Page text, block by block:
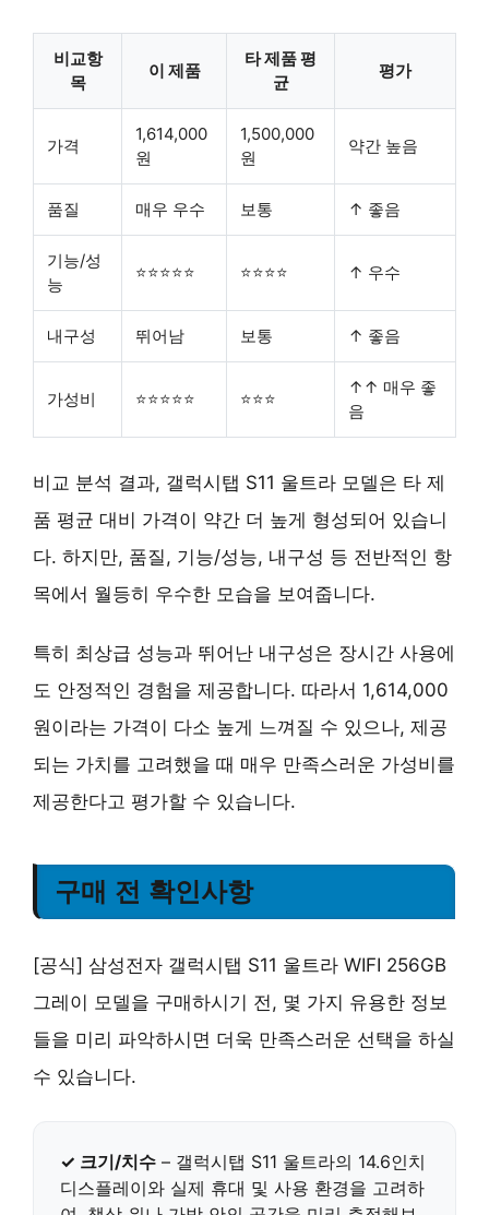
비교항
목
이 제품
타 제품 평
균
평가
가격
1,614,000
원
1,500,000
원
약간 높음
품질 매우 우수 보통 ↑ 좋음
기능/성
능
⭐⭐⭐⭐⭐ ⭐⭐⭐⭐ ↑ 우수
내구성 뛰어남 보통 ↑ 좋음
가성비 ⭐⭐⭐⭐⭐ ⭐⭐⭐
↑↑ 매우 좋
음
비교 분석 결과, 갤럭시탭 S11 울트라 모델은 타 제
품 평균 대비 가격이 약간 더 높게 형성되어 있습니
다. 하지만, 품질, 기능/성능, 내구성 등 전반적인 항
목에서 월등히 우수한 모습을 보여줍니다.
특히 최상급 성능과 뛰어난 내구성은 장시간 사용에
도 안정적인 경험을 제공합니다. 따라서 1,614,000
원이라는 가격이 다소 높게 느껴질 수 있으나, 제공
되는 가치를 고려했을 때 매우 만족스러운 가성비를
제공한다고 평가할 수 있습니다.
구매 전 확인사항
[공식] 삼성전자 갤럭시탭 S11 울트라 WIFI 256GB
그레이 모델을 구매하시기 전, 몇 가지 유용한 정보
들을 미리 파악하시면 더욱 만족스러운 선택을 하실
수 있습니다.
✓ 크기/치수 – 갤럭시탭 S11 울트라의 14.6인치
디스플레이와 실제 휴대 및 사용 환경을 고려하